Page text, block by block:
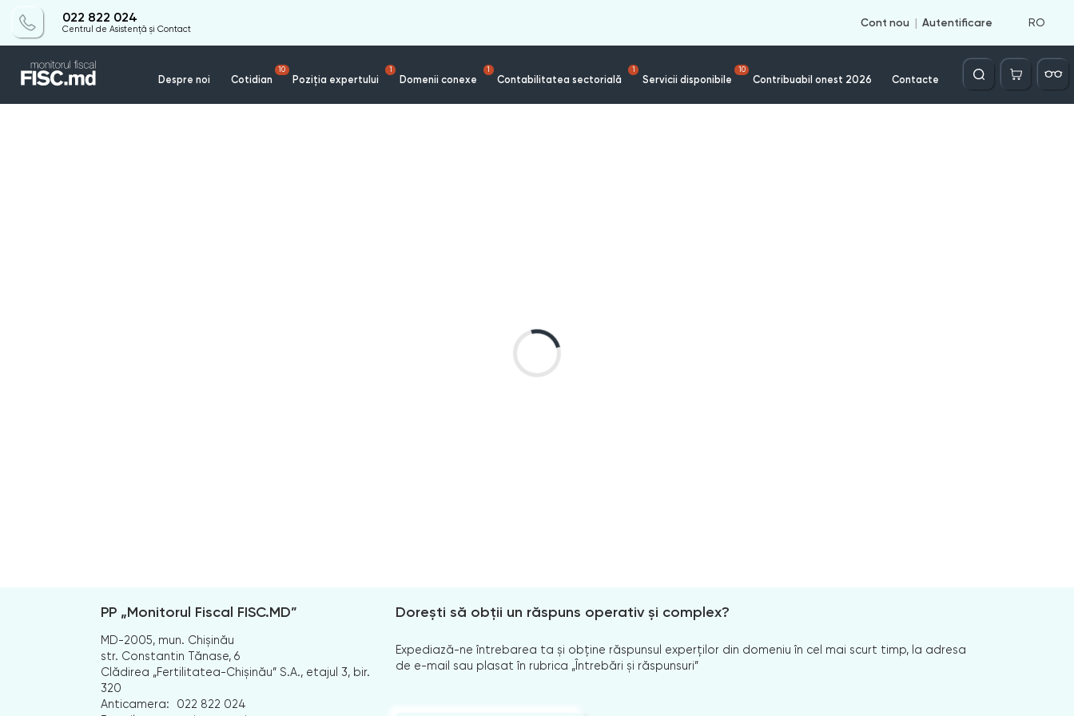
022 822 024
Centrul de Asistență și Contact
Cont nou Autentificare RO
Despre noi Cotidian
10
Poziția expertului
1
Domenii conexe
1
Contabilitatea sectorială
1
Servicii disponibile
10
Contribuabil onest 2026 Contacte
Căutare
PP „Monitorul Fiscal FISC.MD”
MD-2005, mun. Chișinău
str. Constantin Tănase, 6
Clădirea „Fertilitatea-Chișinău” S.A., etajul 3, bir.
320
Anticamera:
022 822 024
Dorești să obții un răspuns operativ și complex?
Expediază-ne întrebarea ta și obține răspunsul experților din domeniu în cel mai scurt timp, la adresa
de e-mail sau plasat în rubrica „Întrebări și răspunsuri”